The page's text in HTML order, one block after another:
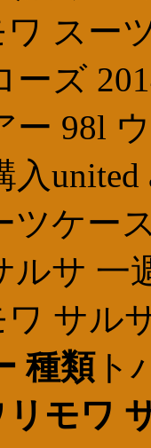
スー
ーズ
ー 98l
ツケー
ルサ 一
サル
種類ト
リモワ